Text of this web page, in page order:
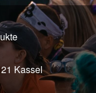
Kassel